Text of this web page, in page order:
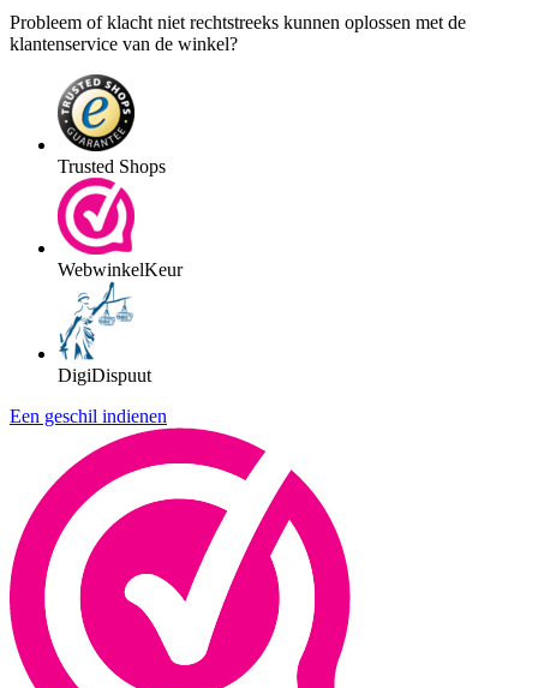
Probleem of klacht niet rechtstreeks kunnen oplossen met de
klantenservice van de winkel?
Trusted Shops
WebwinkelKeur
DigiDispuut
Een geschil indienen